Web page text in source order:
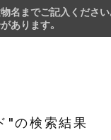
名までご記入くださ
あります。
"の検索結果